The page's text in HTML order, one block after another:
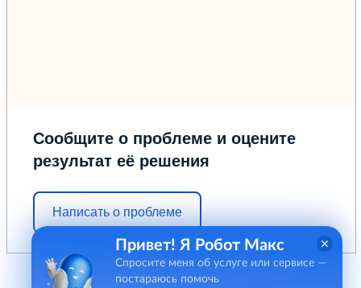
Сообщите о проблеме и оцените
результат её решения
Написать о проблеме
Привет! Я Робот Макс
Спросите меня об услуге или сервисе —
постараюсь помочь